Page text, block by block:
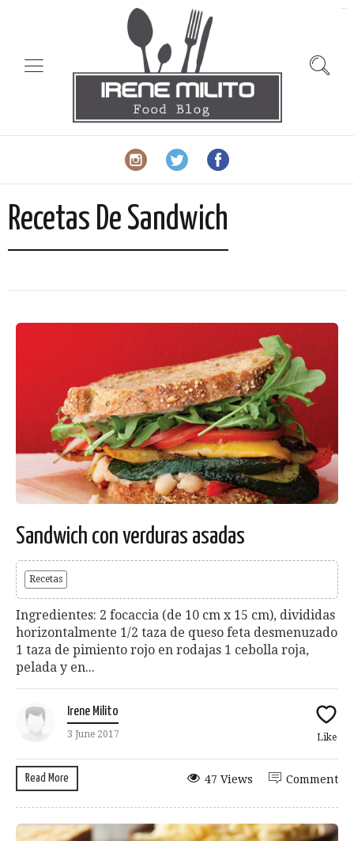
Recetas De Sandwich
Sandwich con verduras asadas
Recetas
Ingredientes: 2 focaccia (de 10 cm x 15 cm), divididas
horizontalmente 1/2 taza de queso feta desmenuzado
1 taza de pimiento rojo en rodajas 1 cebolla roja,
pelada y en...
Irene Milito
3 June 2017 Like
Read More Comment
47 Views